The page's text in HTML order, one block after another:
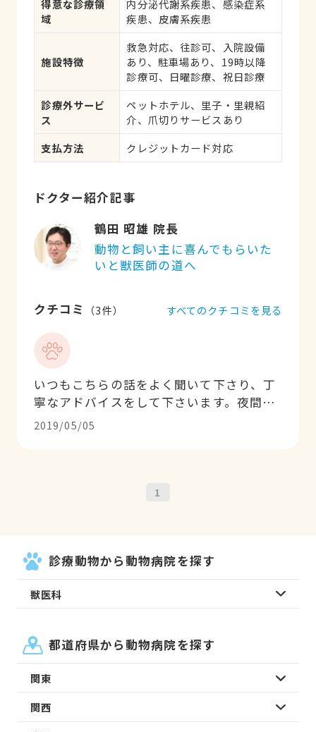
応、健康診断、各種検査、外
科手術
得意な診療領
域
内分泌代謝系疾患、感染症系
疾患、皮膚系疾患
施設特徴
救急対応、往診可、入院設備
あり、駐車場あり、19時以降
診療可、日曜診療、祝日診療
診療外サービ
ス
ペットホテル、里子・里親紹
介、爪切りサービスあり
支払方法
クレジットカード対応
ドクター紹介記事
鶴田 昭雄 院長
動物と飼い主に喜んでもらいた
いと獣医師の道へ
クチコミ （3件）
いつもこちらの話をよく聞いて下さり、丁
寧なアドバイスをして下さいます。夜間救
急へ行くほどでもないけどちょっと心配な
時などに時間外でも優しく対応して下さい
2019/05/05
すべてのクチコミを見る
1
診療動物から動物病院を探す
獣医科
都道府県から動物病院を探す
関東
関西